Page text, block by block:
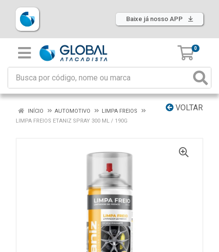
Baixe já nosso APP
0
VOLTAR
INÍCIO AUTOMOTIVO
LIMPA FREIOS
LIMPA FREIOS ETANIZ SPRAY 300 ML / 190G